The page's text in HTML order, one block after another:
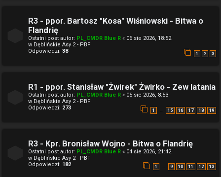
R3 - ppor. Bartosz "Kosa" Wiśniowski - Bitwa o
Flandrię
Ostatni post autor: PL_CMDR Blue R « 06 sie 2026, 18:52
w Dęblińskie Asy 2 - PBF
Odpowiedzi: 38 1 2 3
R1 - ppor. Stanisław "Żwirek" Żwirko - Zew latania
Ostatni post autor: PL_CMDR Blue R « 05 sie 2026, 8:53
w Dęblińskie Asy 2 - PBF
Odpowiedzi: 273 1 15 16 17 18 19
R3 - Kpr. Bronisław Wojno - Bitwa o Flandrię
Ostatni post autor: PL_CMDR Blue R « 04 sie 2026, 21:42
w Dęblińskie Asy 2 - PBF
Odpowiedzi: 182 1 9 10 11 12 13